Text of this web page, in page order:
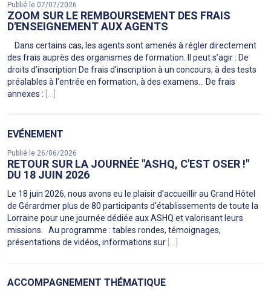
Publié le 07/07/2026
ZOOM SUR LE REMBOURSEMENT DES FRAIS
D'ENSEIGNEMENT AUX AGENTS
Dans certains cas, les agents sont amenés à régler directement
des frais auprès des organismes de formation. Il peut s’agir : De
droits d’inscription De frais d’inscription à un concours, à des tests
préalables à l’entrée en formation, à des examens… De frais
annexes : [...]
EVÉNEMENT
Publié le 26/06/2026
RETOUR SUR LA JOURNÉE "ASHQ, C'EST OSER !"
DU 18 JUIN 2026
Le 18 juin 2026, nous avons eu le plaisir d'accueillir au Grand Hôtel
de Gérardmer plus de 80 participants d'établissements de toute la
Lorraine pour une journée dédiée aux ASHQ et valorisant leurs
missions. Au programme : tables rondes, témoignages,
présentations de vidéos, informations sur [...]
ACCOMPAGNEMENT THÉMATIQUE